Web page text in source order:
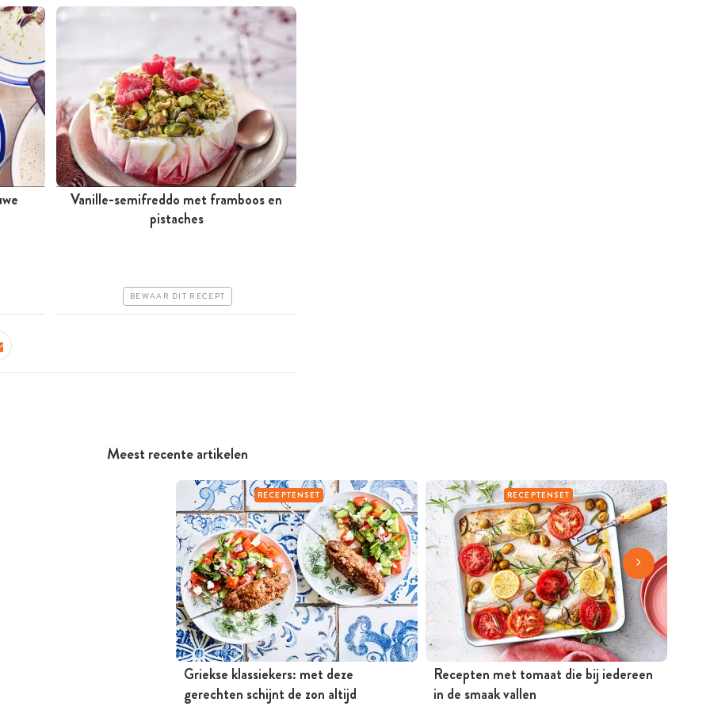
Meest recente artikelen
RECEPTENSET
Griekse klassiekers: met deze
gerechten schijnt de zon altijd
RECEPTENSET
Recepten met tomaat die bij iedereen
in de smaak vallen
Meer dan 1 uur
Vanille-semifreddo met framboos en
pistaches
BEWAAR DIT RECEPT